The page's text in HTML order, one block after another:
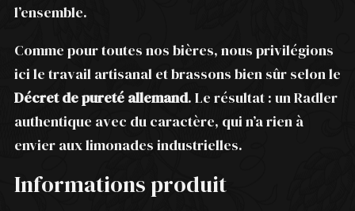
l’ensemble.
Comme pour toutes nos bières, nous privilégions
ici le travail artisanal et brassons bien sûr selon le
Décret de pureté allemand. Le résultat : un Radler
authentique avec du caractère, qui n’a rien à
envier aux limonades industrielles.
Informations produit